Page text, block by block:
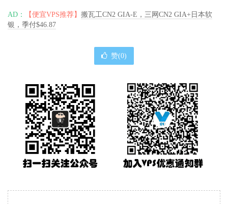
AD： 【便宜VPS推荐】 搬瓦工CN2 GIA-E，三网CN2 GIA+日本软
银，季付$46.87
赞(0)